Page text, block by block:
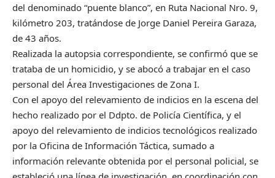
del denominado “puente blanco”, en Ruta Nacional Nro. 9,
kilómetro 203, tratándose de Jorge Daniel Pereira Garaza,
de 43 años.
Realizada la autopsia correspondiente, se confirmó que se
trataba de un homicidio, y se abocó a trabajar en el caso
personal del Área Investigaciones de Zona I.
Con el apoyo del relevamiento de indicios en la escena del
hecho realizado por el Ddpto. de Policía Científica, y el
apoyo del relevamiento de indicios tecnológicos realizado
por la Oficina de Información Táctica, sumado a
información relevante obtenida por el personal policial, se